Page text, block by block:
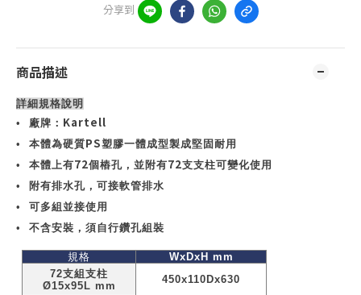
分享到
商品描述
詳細規格說明
•
廠牌： Kartell
• 本體為硬質PS塑膠一體成型製成堅固耐用
•
本體上有72個樁孔，並附有72支支柱可變化使用
•
附有排水孔，可接軟管排水
•
可多組並接使用
•
不含安裝，須自行鑽孔組裝
規格
WxDxH mm
72支組支柱
Ø15x95L mm
450x110Dx630